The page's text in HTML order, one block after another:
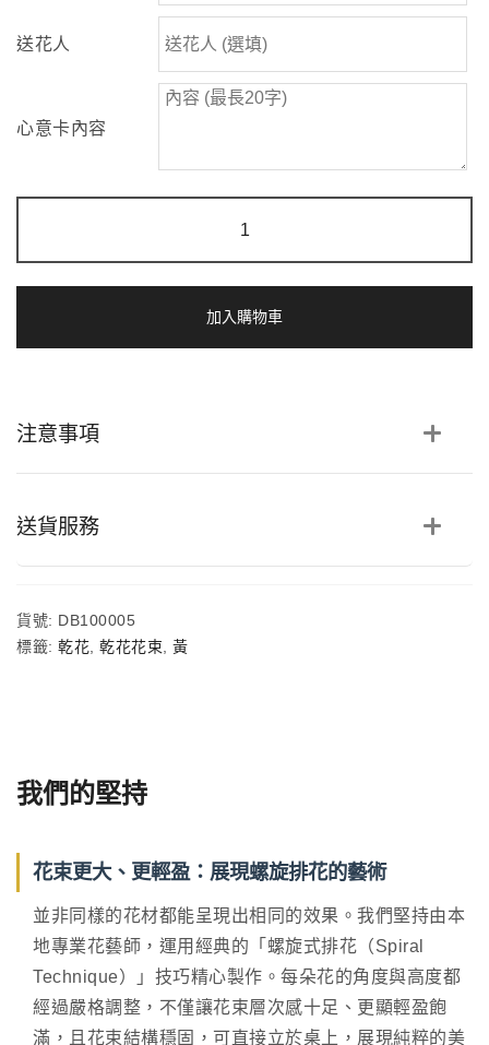
送花人
心意卡內容
貴
|
彩
乾
加入購物車
注意事項
送貨服務
貨號: DB100005
標籤: 乾花 乾花花束 黃
我們的堅持
花束更大、更輕盈：展現螺旋排花的藝術
並非同樣的花材都能呈現出相同的效果。我們堅持由本
地專業花藝師，運用經典的「螺旋式排花（Spiral
Technique）」技巧精心製作。每朵花的角度與高度都
經過嚴格調整，不僅讓花束層次感十足、更顯輕盈飽
滿，且花束結構穩固，可直接立於桌上，展現純粹的美